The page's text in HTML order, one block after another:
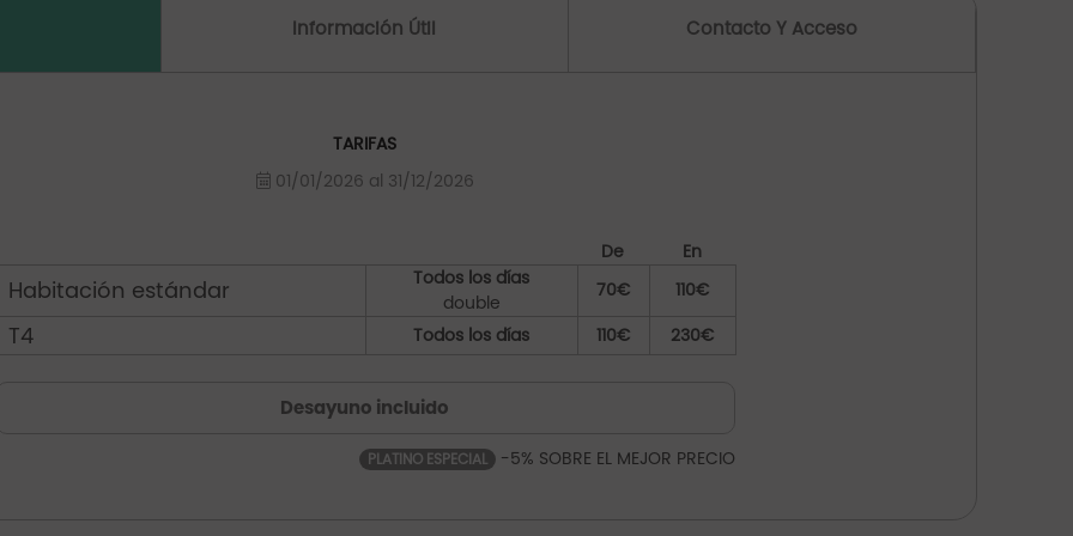
Información Útil Contacto Y Acceso
TARIFAS
01/01/2026 al 31/12/2026
De En
Habitación estándar
Todos los días
double
70€ 110€
T4 Todos los días 110€ 230€
Desayuno incluido
PLATINO ESPECIAL -5% SOBRE EL MEJOR PRECIO